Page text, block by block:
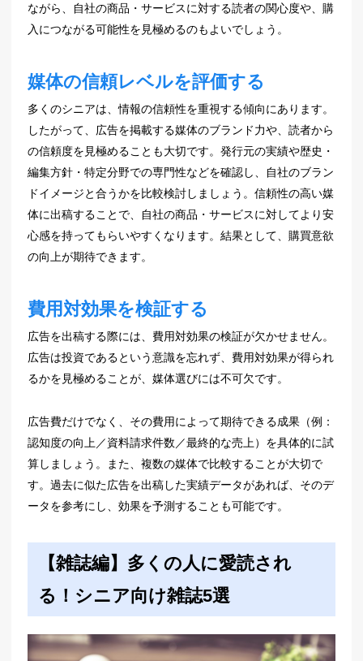
ながら、自社の商品・サービスに対する読者の関心度や、購
入につながる可能性を見極めるのもよいでしょう。
媒体の信頼レベルを評価する
多くのシニアは、情報の信頼性を重視する傾向にあります。
したがって、広告を掲載する媒体のブランド力や、読者から
の信頼度を見極めることも大切です。発行元の実績や歴史・
編集方針・特定分野での専門性などを確認し、自社のブラン
ドイメージと合うかを比較検討しましょう。信頼性の高い媒
体に出稿することで、自社の商品・サービスに対してより安
心感を持ってもらいやすくなります。結果として、購買意欲
の向上が期待できます。
費用対効果を検証する
広告を出稿する際には、費用対効果の検証が欠かせません。
広告は投資であるという意識を忘れず、費用対効果が得られ
るかを見極めることが、媒体選びには不可欠です。
広告費だけでなく、その費用によって期待できる成果（例：
認知度の向上／資料請求件数／最終的な売上）を具体的に試
算しましょう。また、複数の媒体で比較することが大切で
す。過去に似た広告を出稿した実績データがあれば、そのデ
ータを参考にし、効果を予測することも可能です。
【雑誌編】多くの人に愛読され
る！シニア向け雑誌5選